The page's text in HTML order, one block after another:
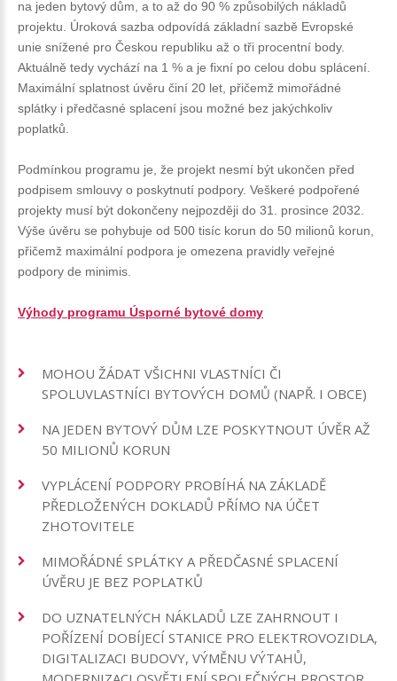
na jeden bytový dům, a to až do 90 % způsobilých nákladů
projektu. Úroková sazba odpovídá základní sazbě Evropské
unie snížené pro Českou republiku až o tři procentní body.
Aktuálně tedy vychází na 1 % a je fixní po celou dobu splácení.
Maximální splatnost úvěru činí 20 let, přičemž mimořádné
splátky i předčasné splacení jsou možné bez jakýchkoliv
poplatků.
Podmínkou programu je, že projekt nesmí být ukončen před
podpisem smlouvy o poskytnutí podpory. Veškeré podpořené
projekty musí být dokončeny nejpozději do 31. prosince 2032.
Výše úvěru se pohybuje od 500 tisíc korun do 50 milionů korun,
přičemž maximální podpora je omezena pravidly veřejné
podpory de minimis.
Výhody programu Úsporné bytové domy
MOHOU ŽÁDAT VŠICHNI VLASTNÍCI ČI
SPOLUVLASTNÍCI BYTOVÝCH DOMŮ (NAPŘ. I OBCE)
NA JEDEN BYTOVÝ DŮM LZE POSKYTNOUT ÚVĚR AŽ
50 MILIONŮ KORUN
VYPLÁCENÍ PODPORY PROBÍHÁ NA ZÁKLADĚ
PŘEDLOŽENÝCH DOKLADŮ PŘÍMO NA ÚČET
ZHOTOVITELE
MIMOŘÁDNÉ SPLÁTKY A PŘEDČASNÉ SPLACENÍ
ÚVĚRU JE BEZ POPLATKŮ
DO UZNATELNÝCH NÁKLADŮ LZE ZAHRNOUT I
POŘÍZENÍ DOBÍJECÍ STANICE PRO ELEKTROVOZIDLA,
DIGITALIZACI BUDOVY, VÝMĚNU VÝTAHŮ,